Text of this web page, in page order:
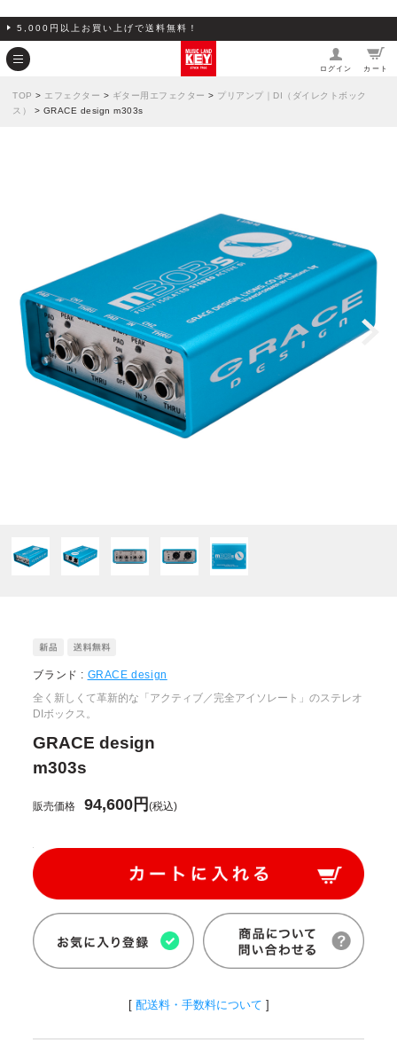
5,000円以上お買い上げで送料無料！
ログイン カート
TOP > エフェクター > ギター用エフェクター > プリアンプ｜DI（ダイレクトボック
ス）
> GRACE design m303s
ブランド : GRACE design
全く新しくて革新的な「アクティブ／完全アイソレート」のステレオ
DIボックス。
GRACE design
m303s
販売価格 94,600円(税込)
[ 配送料・手数料について ]